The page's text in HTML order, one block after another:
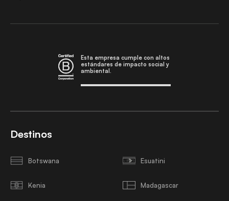
Esta empresa cumple con altos
estándares de impacto social y
ambiental.
Destinos
Botswana Esuatini
Kenia Madagascar